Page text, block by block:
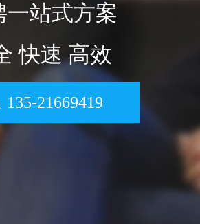
一站式方案
快速 高效
135-21669419